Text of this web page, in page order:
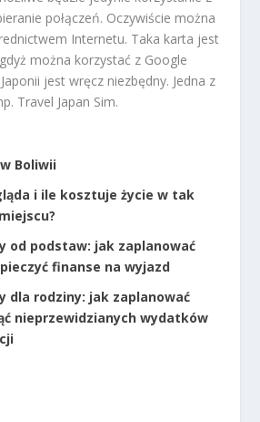
połączeń. Oczywiście można
Internetu. Taka karta jest
można korzystać z Google
jest wręcz niezbędny. Jedna z
Travel Japan Sim.
Boliwii
i ile kosztuje życie w tak
od podstaw: jak zaplanować
finanse na wyjazd
dla rodziny: jak zaplanować
nieprzewidzianych wydatków